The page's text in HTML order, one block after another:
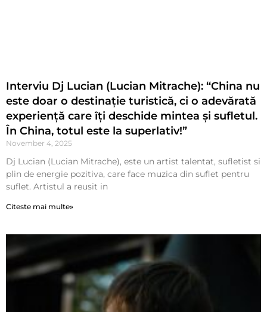
Interviu Dj Lucian (Lucian Mitrache): “China nu
este doar o destinație turistică, ci o adevărată
experiență care îți deschide mintea și sufletul.
În China, totul este la superlativ!”
November 4, 2025
Dj Lucian (Lucian Mitrache), este un artist talentat, sufletist si
plin de energie pozitiva, care face muzica din suflet pentru
suflet. Artistul a reusit in
Citeste mai multe»